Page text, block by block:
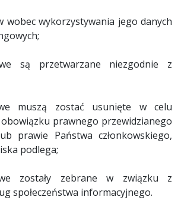
wobec wykorzystywania jego danych
są przetwarzane niezgodnie z
muszą zostać usunięte w celu
prawnego przewidzianego
prawie Państwa członkowskiego,
podlega;
zostały zebrane w związku z
społeczeństwa informacyjnego.